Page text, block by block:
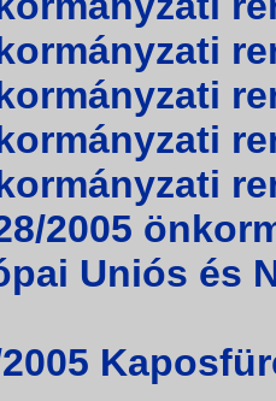
2005
Uniós és